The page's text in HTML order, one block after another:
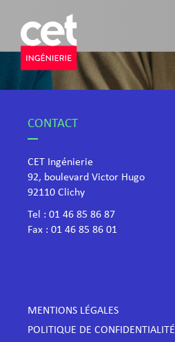
CONTACT
CET Ingénierie
92, boulevard Victor Hugo
​92110 Clichy
Tel : 01 46 85 86 87
Fax : 01 46 85 86 01
MENTIONS LÉGALES
POLITIQUE DE CONFIDENTIALITÉ